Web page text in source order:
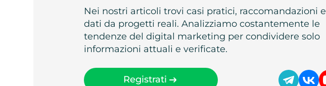
Nei nostri articoli trovi casi pratici, raccomandazioni e
dati da progetti reali. Analizziamo costantemente le
tendenze del digital marketing per condividere solo
informazioni attuali e verificate.
Registrati